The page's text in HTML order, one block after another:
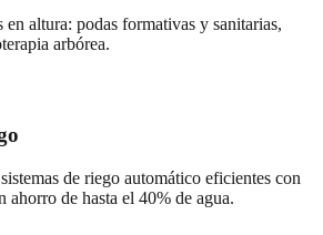
en altura: podas formativas y sanitarias,
arbórea.
de riego automático eficientes con
ahorro de hasta el 40% de agua.